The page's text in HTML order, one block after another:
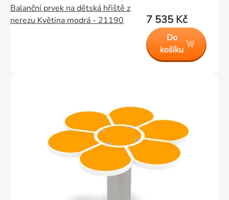
Balanční prvek na dětská hřiště z
nerezu Květina modrá - 21190
7 535 Kč
Do
košíku